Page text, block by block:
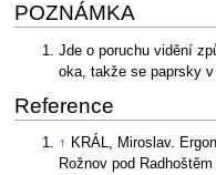
POZNÁMKA
Jde o poruchu vidění
oka, takže se paprsky
Reference
↑ KRÁL, Miroslav.
Rožnov pod